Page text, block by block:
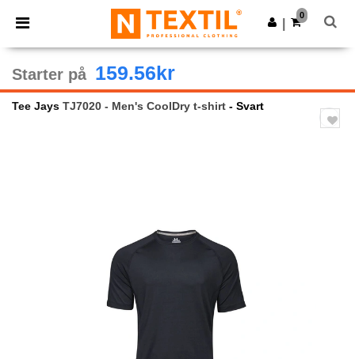
× Ntextil-app
Bedre priser i appen!
Last ned app
0
Starter på 159.56kr
Tee Jays TJ7020 - Men's CoolDry t-shirt - Svart